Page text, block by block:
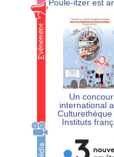
Poule-itzer est
Un
international
Culturethèque
Instituts